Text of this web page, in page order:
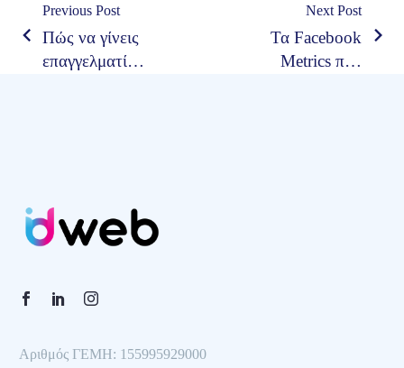
Πλοήγηση
άρθρων
Previous Post
Πώς να γίνεις
επαγγελματίας
Next Post
Τα Facebook
Metrics που
Αριθμός ΓΕΜΗ: 155995929000